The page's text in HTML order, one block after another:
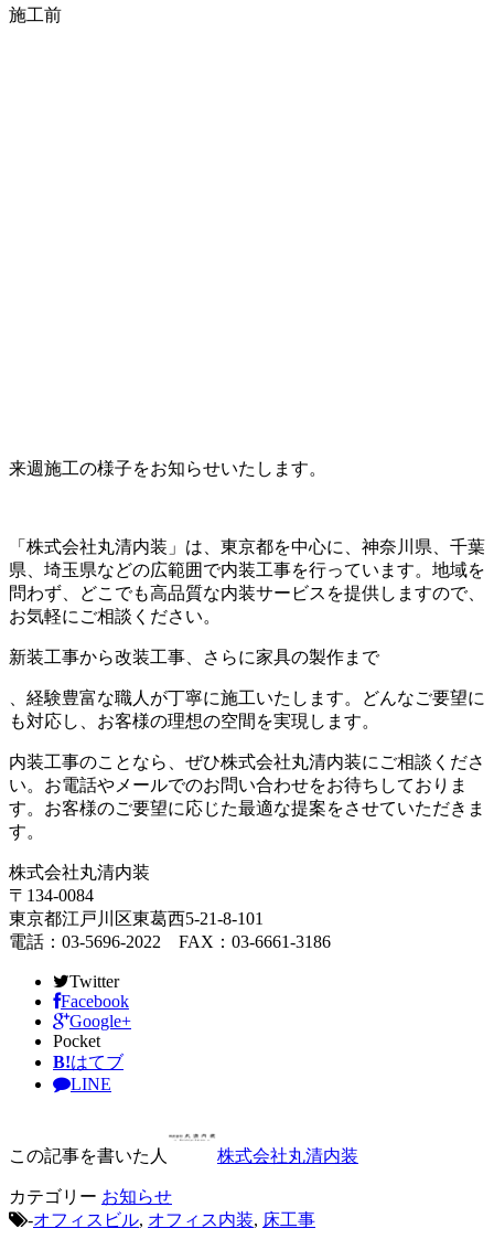
施工前
来週施工の様子をお知らせいたします。
「株式会社丸清内装」は、東京都を中心に、神奈川県、千葉
県、埼玉県などの広範囲で内装工事を行っています。地域を
問わず、どこでも高品質な内装サービスを提供しますので、
お気軽にご相談ください。
新装工事から改装工事、さらに家具の製作まで
、経験豊富な職人が丁寧に施工いたします。どんなご要望に
も対応し、お客様の理想の空間を実現します。
内装工事のことなら、ぜひ株式会社丸清内装にご相談くださ
い。お電話やメールでのお問い合わせをお待ちしておりま
す。お客様のご要望に応じた最適な提案をさせていただきま
す。
株式会社丸清内装
〒134-0084
東京都江戸川区東葛西5-21-8-101
電話：03-5696-2022 FAX：03-6661-3186
Twitter
Facebook
Google+
Pocket
B!はてブ
LINE
この記事を書いた人 株式会社丸清内装
カテゴリー お知らせ
-オフィスビル, オフィス内装, 床工事